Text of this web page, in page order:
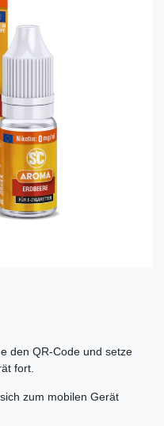
den QR-Code und setze
fort.